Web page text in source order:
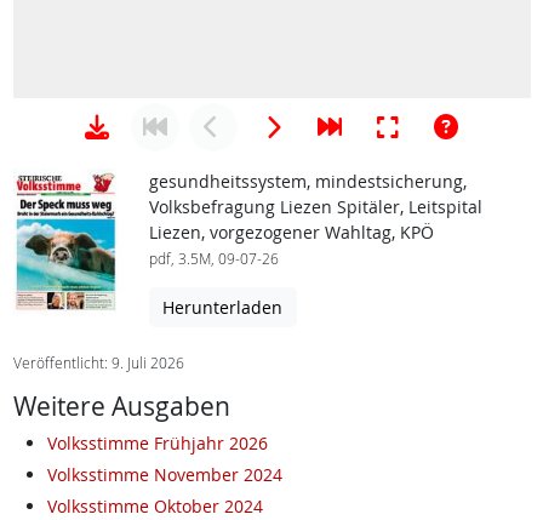
gesundheitssystem, mindestsicherung,
Volksbefragung Liezen Spitäler, Leitspital
Liezen, vorgezogener Wahltag, KPÖ
pdf, 3.5M, 09-07-26
Herunterladen
Veröffentlicht: 9. Juli 2026
Weitere Ausgaben
Volksstimme Frühjahr 2026
Volksstimme November 2024
Volksstimme Oktober 2024